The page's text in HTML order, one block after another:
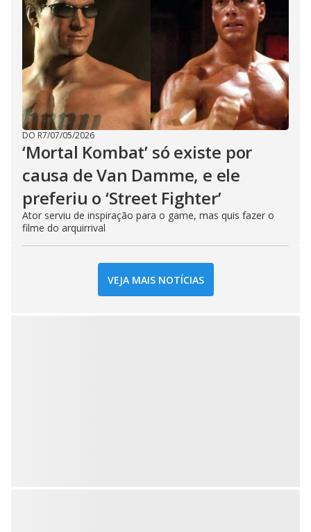
DO R7/07/05/2026
‘Mortal Kombat’ só existe por
causa de Van Damme, e ele
preferiu o ‘Street Fighter’
Ator serviu de inspiração para o game, mas quis fazer o
filme do arquirrival
VEJA MAIS NOTÍCIAS